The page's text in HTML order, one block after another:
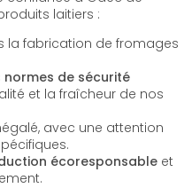
laitiers :
la fabrication de fromages
normes de sécurité
et la fraîcheur de nos
avec une attention
écoresponsable et